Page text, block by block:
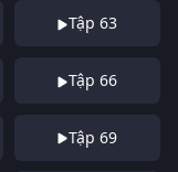
Tập 63
Tập 66
Tập 69